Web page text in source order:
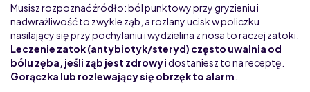
Musisz rozpoznać źródło: ból punktowy przy gryzieniu i
nadwrażliwość to zwykle ząb, a rozlany ucisk w policzku
nasilający się przy pochylaniu i wydzielina z nosa to raczej zatoki.
Leczenie zatok (antybiotyk/steryd) często uwalnia od
bólu zęba, jeśli ząb jest zdrowyi dostaniesz to na receptę.
Gorączka lub rozlewający się obrzęk to alarm